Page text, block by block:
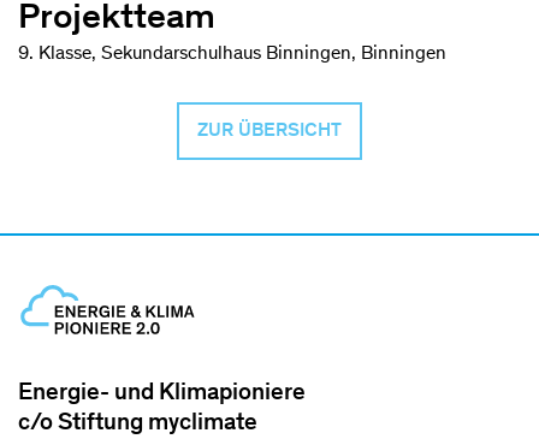
Projektteam
9. Klasse, Sekundarschulhaus Binningen, Binningen
ZUR ÜBERSICHT
Energie- und Klimapioniere
c/o Stiftung myclimate